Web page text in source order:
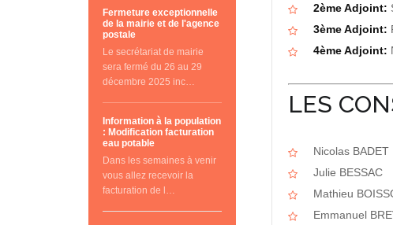
2ème Adjoint:
3ème Adjoint:
4ème Adjoint:
LES
Nicolas BADET
Julie BESSAC
Mathieu
Emmanuel
Fermeture exceptionnelle
de la mairie et de l'agence
postale
Le secrétariat de mairie
sera fermé du 26 au 29
décembre 2025 inc…
Information à la population
: Modification facturation
eau potable
Dans les semaines à venir
vous allez recevoir la
facturation de l…